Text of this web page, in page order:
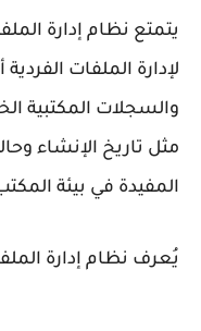
يتمتع نظام إدارة
لإدارة الملفات
والسجلات المكتبية
مثل تاريخ الإنشاء
المفيدة في بيئة
يُعرف نظام إدارة